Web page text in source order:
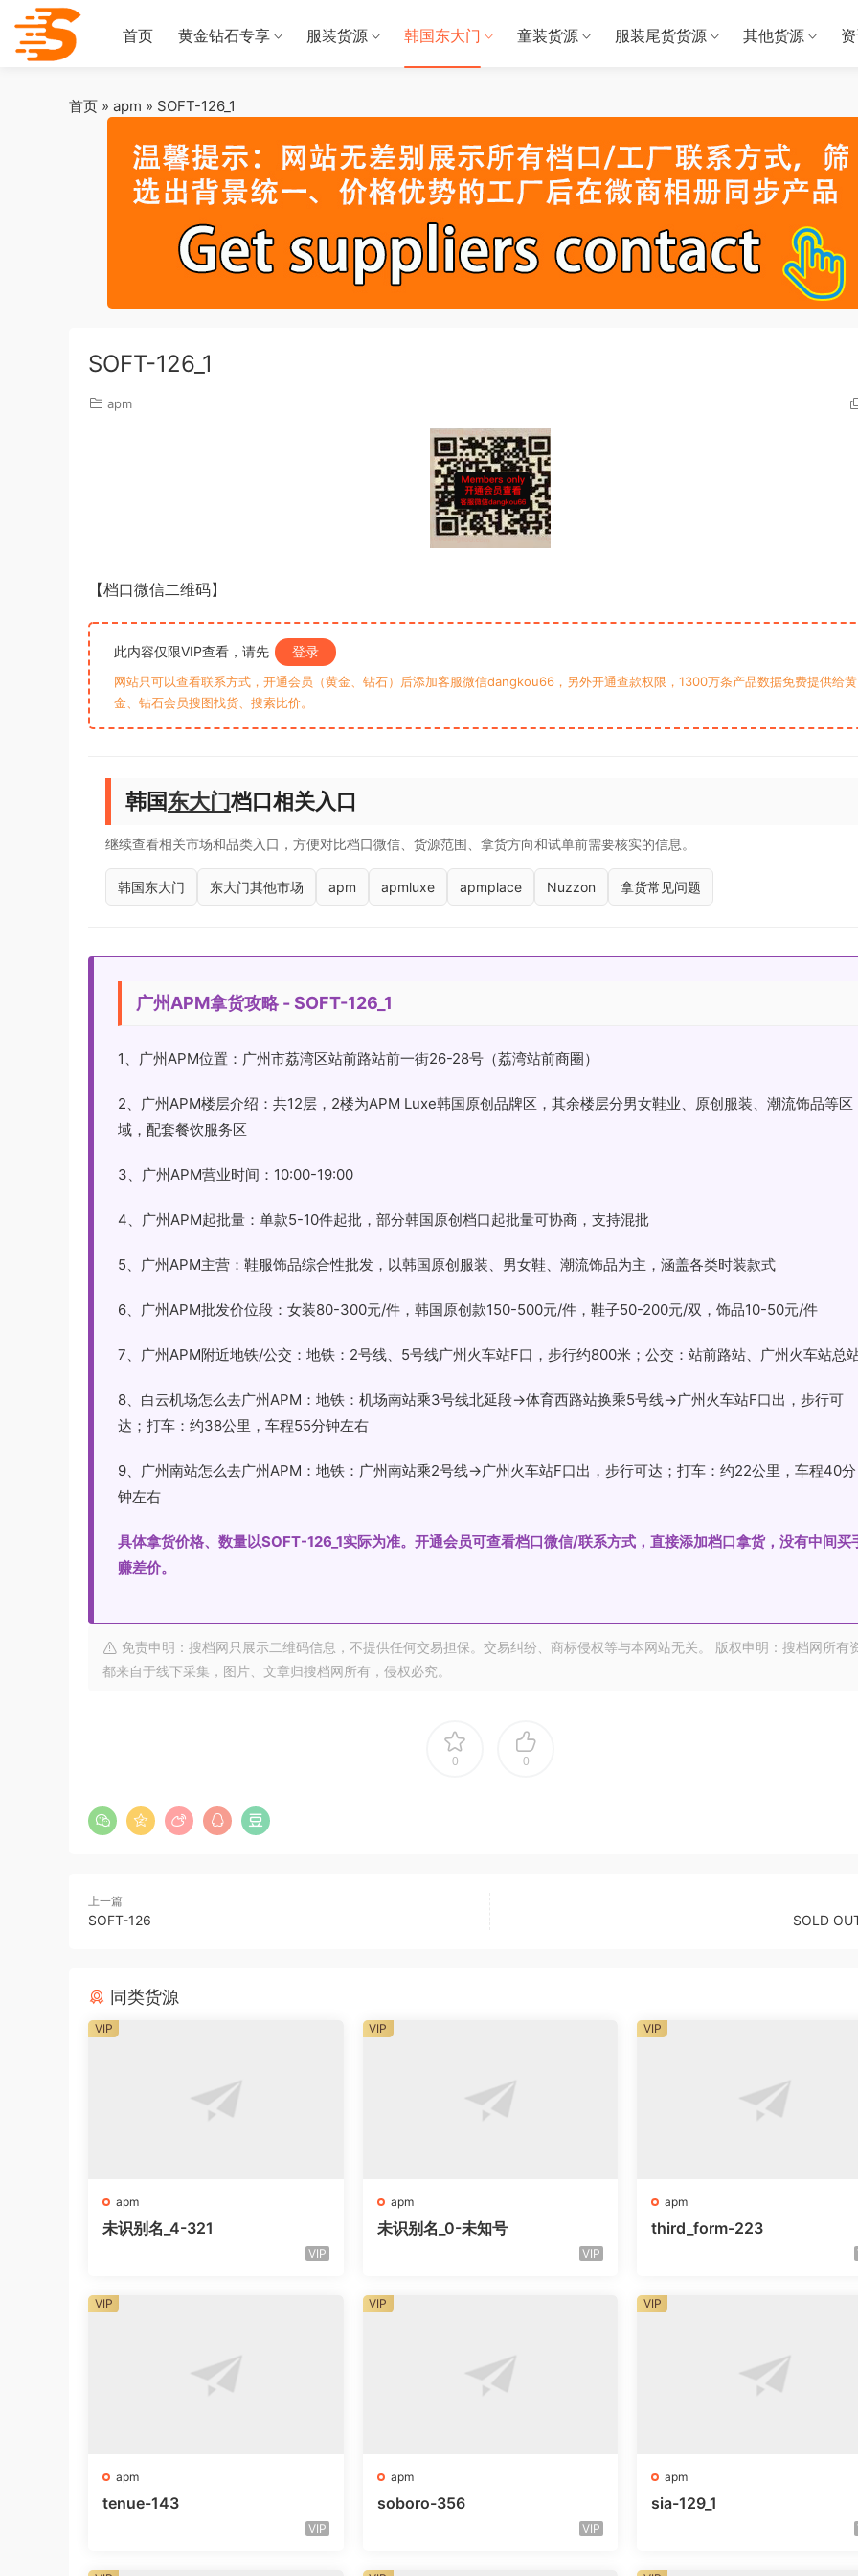
首页 黄金钻石专享 服装货源 韩国东大门 童装货源 服装尾货货源 其他货源
首页 » apm » SOFT-126_1
SOFT-126_1
apm
【档口微信二维码】
此内容仅限VIP查看，请先 登录
网站只可以查看联系方式，开通会员（黄金、钻石）后添加客服微信dangkou66，另外开通查款权限，1300万条产品数据免费提供给黄
金、钻石会员搜图找货、搜索比价。
韩国东大门档口相关入口
继续查看相关市场和品类入口，方便对比档口微信、货源范围、拿货方向和试单前需要核实的信息。
韩国东大门 东大门其他市场 apm apmluxe apmplace Nuzzon 拿货常见问题
广州APM拿货攻略 - SOFT-126_1
1、广州APM位置：广州市荔湾区站前路站前一街26-28号（荔湾站前商圈）
2、广州APM楼层介绍：共12层，2楼为APM Luxe韩国原创品牌区，其余楼层分男女鞋业、原创服装、潮流饰品等区
域，配套餐饮服务区
3、广州APM营业时间：10:00-19:00
4、广州APM起批量：单款5-10件起批，部分韩国原创档口起批量可协商，支持混批
5、广州APM主营：鞋服饰品综合性批发，以韩国原创服装、男女鞋、潮流饰品为主，涵盖各类时装款式
6、广州APM批发价位段：女装80-300元/件，韩国原创款150-500元/件，鞋子50-200元/双，饰品10-50元/件
7、广州APM附近地铁/公交：地铁：2号线、5号线广州火车站F口，步行约800米；公交：站前路站、广州火车站总
8、白云机场怎么去广州APM：地铁：机场南站乘3号线北延段→体育西路站换乘5号线→广州火车站F口出，步行可
达；打车：约38公里，车程55分钟左右
9、广州南站怎么去广州APM：地铁：广州南站乘2号线→广州火车站F口出，步行可达；打车：约22公里，车程40分
钟左右
具体拿货价格、数量以SOFT-126_1实际为准。开通会员可查看档口微信/联系方式，直接添加档口拿货，没有中间买
赚差价。
免责申明：搜档网只展示二维码信息，不提供任何交易担保。交易纠纷、商标侵权等与本网站无关。 版权申明：搜档网所有
都来自于线下采集，图片、文章归搜档网所有，侵权必究。
0 0
上一篇
SOFT-126 SOLD
同类货源
apm
未识别名_4-321
VIP
VIP
apm
未识别名_0-未知号
VIP
VIP
apm
third_form-223
VIP
apm
tenue-143
VIP
VIP
apm
soboro-356
VIP
VIP
apm
sia-129_1
VIP